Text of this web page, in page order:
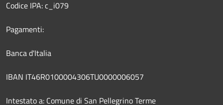
Codice IPA: c_i079
Pagamenti:
Banca d'Italia
IBAN IT46R0100004306TU0000006057
Intestato a: Comune di San Pellegrino Terme